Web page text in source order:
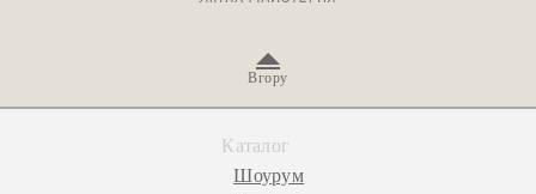
Вгору
Каталог
Шоурум